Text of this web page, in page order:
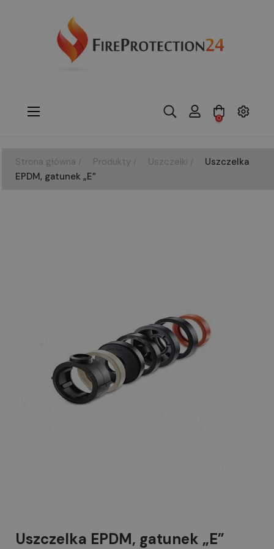
Toggle
navigation
☰ 0
Strona główna Produkty Uszczelki
Uszczelka
EPDM, gatunek „E”
Uszczelka EPDM, gatunek „E”